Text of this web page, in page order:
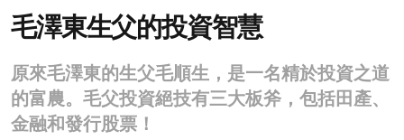
生活
商業
科技
毛澤東生父的投資智慧
原來毛澤東的生父毛順生，是一名精於投資之道
的富農。毛父投資絕技有三大板斧，包括田產、
金融和發行股票！